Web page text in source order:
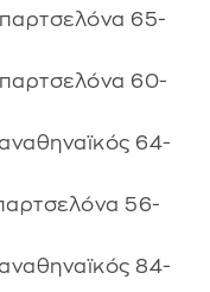
65-
60-
64-
56-
84-